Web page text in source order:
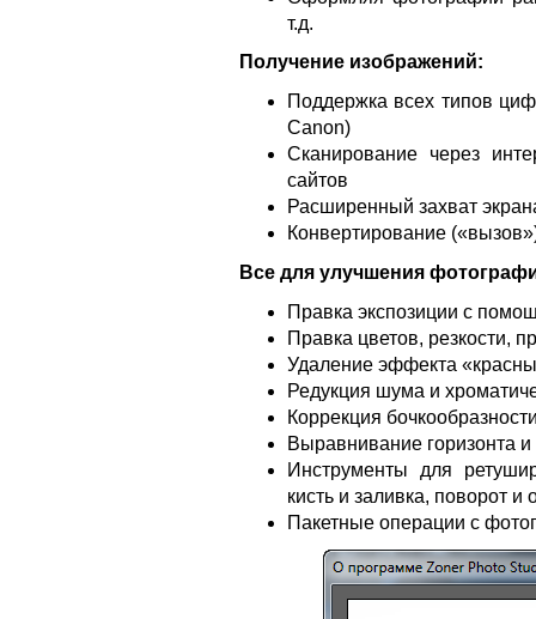
т.д.
Получение изображений:
Поддержка всех типов
Canon)
Сканирование через
сайтов
Расширенный захват
Конвертирование
Всe для улучшения
Правка экспозиции с
Правка цветов, резкости,
Удаление эффекта
Редукция шума и
Коррекция
Выравнивание горизонта
Инструменты для
кисть и заливка, поворот и
Пакетные операции с